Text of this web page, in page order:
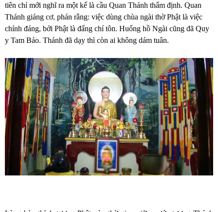
tiên chỉ mới nghĩ ra một kế là cầu Quan Thánh thẩm định. Quan
Thánh giáng cơ, phán rằng: việc dùng chùa ngài thờ Phật là việc
chính đáng, bởi Phật là đấng chí tôn. Huống hồ Ngài cũng đã Quy
y Tam Bảo. Thánh đã dạy thì còn ai không dám tuân.